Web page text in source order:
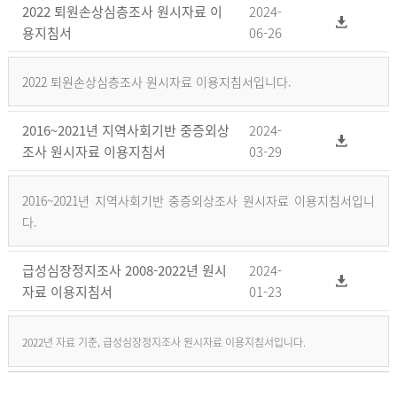
2022 퇴원손상심층조사 원시자료 이
용지침서
2024-
06-26
2022 퇴원손상심층조사 원시자료 이용지침서입니다.
2016~2021년 지역사회기반 중증외상
조사 원시자료 이용지침서
2024-
03-29
2016~2021년 지역사회기반 중증외상조사 원시자료 이용지침서입니
다.
급성심장정지조사 2008-2022년 원시
자료 이용지침서
2024-
01-23
2022년 자료 기준, 급성심장정지조사 원시자료 이용지침서입니다.